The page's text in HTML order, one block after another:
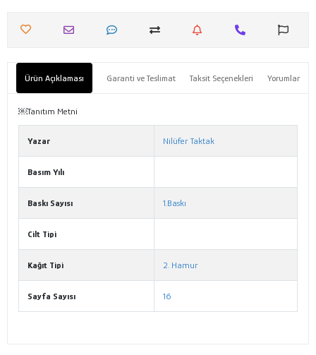
Ürün Açıklaması Garanti ve Teslimat Taksit Seçenekleri Yorumlar
￼Tanıtım Metni
Yazar Nilüfer Taktak
Basım Yılı
Baskı Sayısı 1.Baskı
Cilt Tipi
Kağıt Tipi 2. Hamur
Sayfa Sayısı 16